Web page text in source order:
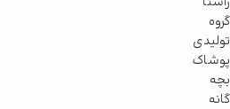
گروه
تولیدی
پوشاک
بچه
گانه